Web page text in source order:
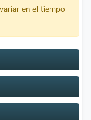
en el tiempo